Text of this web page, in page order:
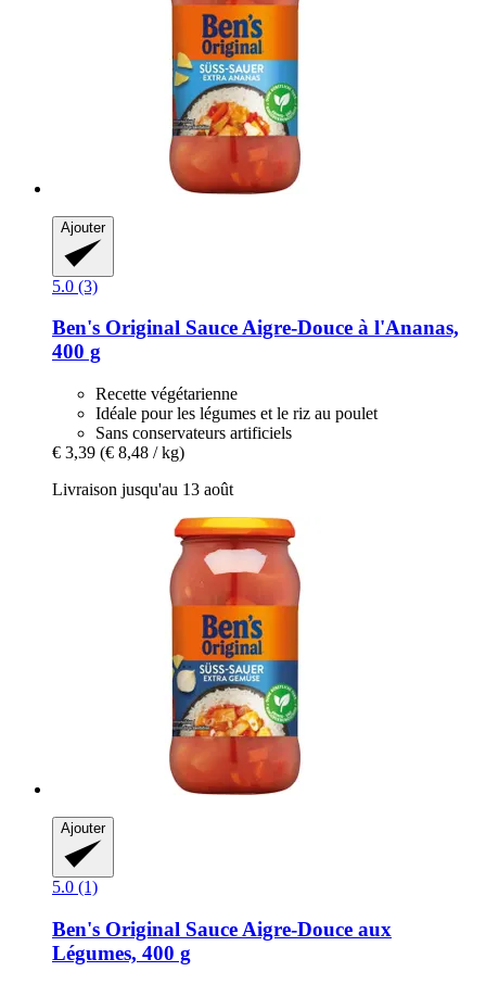
Ajouter
5.0 (3)
Ben's Original Sauce Aigre-​Douce à l'Ananas,
400 g
Recette végétarienne
Idéale pour les légumes et le riz au poulet
Sans conservateurs artificiels
€ 3,39 (€ 8,48 / kg)
Livraison jusqu'au 13 août
Ajouter
5.0 (1)
Ben's Original Sauce Aigre-​Douce aux
Légumes, 400 g